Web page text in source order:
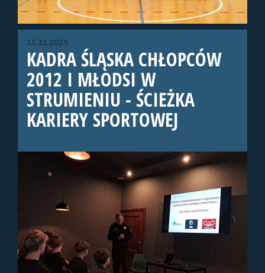
11.11.2025
KADRA ŚLĄSKA CHŁOPCÓW
2012 I MŁODSI W
STRUMIENIU - ŚCIEŻKA
KARIERY SPORTOWEJ